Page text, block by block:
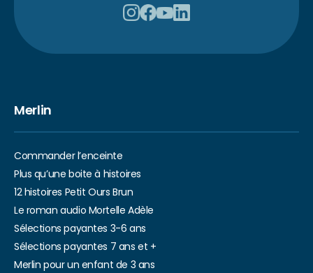
Merlin
Commander l’enceinte
Plus qu’une boite à histoires
12 histoires Petit Ours Brun
Le roman audio Mortelle Adèle
Sélections payantes 3-6 ans
Sélections payantes 7 ans et +
Merlin pour un enfant de 3 ans